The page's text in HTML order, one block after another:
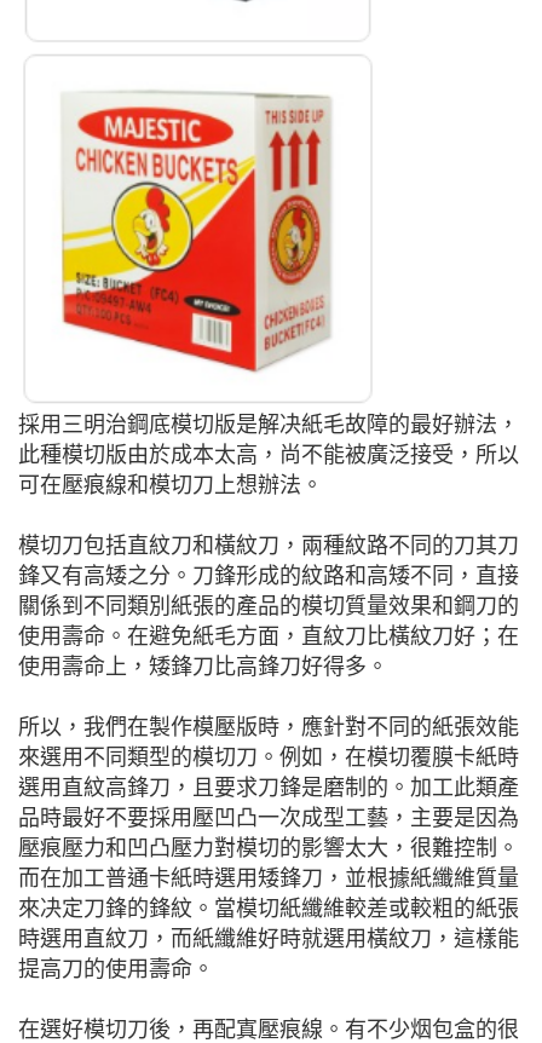
採用三明治鋼底模切版是解决紙毛故障的最好辦法，
此種模切版由於成本太高，尚不能被廣泛接受，所以
可在壓痕線和模切刀上想辦法。
模切刀包括直紋刀和橫紋刀，兩種紋路不同的刀其刀
鋒又有高矮之分。刀鋒形成的紋路和高矮不同，直接
關係到不同類別紙張的產品的模切質量效果和鋼刀的
使用壽命。在避免紙毛方面，直紋刀比橫紋刀好；在
使用壽命上，矮鋒刀比高鋒刀好得多。
所以，我們在製作模壓版時，應針對不同的紙張效能
來選用不同類型的模切刀。例如，在模切覆膜卡紙時
選用直紋高鋒刀，且要求刀鋒是磨制的。加工此類產
品時最好不要採用壓凹凸一次成型工藝，主要是因為
壓痕壓力和凹凸壓力對模切的影響太大，很難控制。
而在加工普通卡紙時選用矮鋒刀，並根據紙纖維質量
來决定刀鋒的鋒紋。當模切紙纖維較差或較粗的紙張
時選用直紋刀，而紙纖維好時就選用橫紋刀，這樣能
提高刀的使用壽命。
在選好模切刀後，再配寘壓痕線。有不少烟包盒的很